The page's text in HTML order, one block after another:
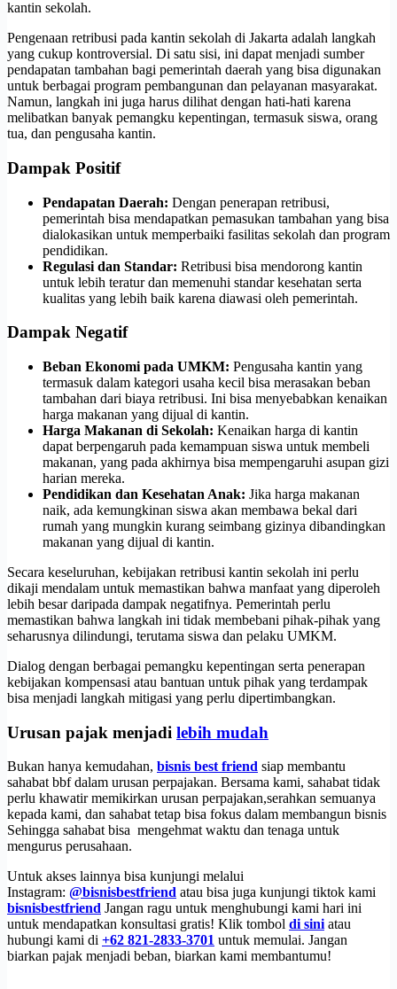
kantin sekolah.
Pengenaan retribusi pada kantin sekolah di Jakarta adalah langkah
yang cukup kontroversial. Di satu sisi, ini dapat menjadi sumber
pendapatan tambahan bagi pemerintah daerah yang bisa digunakan
untuk berbagai program pembangunan dan pelayanan masyarakat.
Namun, langkah ini juga harus dilihat dengan hati-hati karena
melibatkan banyak pemangku kepentingan, termasuk siswa, orang
tua, dan pengusaha kantin.
Dampak Positif
Pendapatan Daerah: Dengan penerapan retribusi,
pemerintah bisa mendapatkan pemasukan tambahan yang bisa
dialokasikan untuk memperbaiki fasilitas sekolah dan program
pendidikan.
Regulasi dan Standar: Retribusi bisa mendorong kantin
untuk lebih teratur dan memenuhi standar kesehatan serta
kualitas yang lebih baik karena diawasi oleh pemerintah.
Dampak Negatif
Beban Ekonomi pada UMKM: Pengusaha kantin yang
termasuk dalam kategori usaha kecil bisa merasakan beban
tambahan dari biaya retribusi. Ini bisa menyebabkan kenaikan
harga makanan yang dijual di kantin.
Harga Makanan di Sekolah: Kenaikan harga di kantin
dapat berpengaruh pada kemampuan siswa untuk membeli
makanan, yang pada akhirnya bisa mempengaruhi asupan gizi
harian mereka.
Pendidikan dan Kesehatan Anak: Jika harga makanan
naik, ada kemungkinan siswa akan membawa bekal dari
rumah yang mungkin kurang seimbang gizinya dibandingkan
makanan yang dijual di kantin.
Secara keseluruhan, kebijakan retribusi kantin sekolah ini perlu
dikaji mendalam untuk memastikan bahwa manfaat yang diperoleh
lebih besar daripada dampak negatifnya. Pemerintah perlu
memastikan bahwa langkah ini tidak membebani pihak-pihak yang
seharusnya dilindungi, terutama siswa dan pelaku UMKM.
Dialog dengan berbagai pemangku kepentingan serta penerapan
kebijakan kompensasi atau bantuan untuk pihak yang terdampak
bisa menjadi langkah mitigasi yang perlu dipertimbangkan.
Urusan pajak menjadi lebih mudah
Bukan hanya kemudahan, bisnis best friend siap membantu
sahabat bbf dalam urusan perpajakan. Bersama kami, sahabat tidak
perlu khawatir memikirkan urusan perpajakan,serahkan semuanya
kepada kami, dan sahabat tetap bisa fokus dalam membangun bisnis
Sehingga sahabat bisa mengehmat waktu dan tenaga untuk
mengurus perusahaan.
Untuk akses lainnya bisa kunjungi melalui
Instagram: @bisnisbestfriend atau bisa juga kunjungi tiktok kami
bisnisbestfriend Jangan ragu untuk menghubungi kami hari ini
untuk mendapatkan konsultasi gratis! Klik tombol di sini atau
hubungi kami di +62 821-2833-3701 untuk memulai. Jangan
biarkan pajak menjadi beban, biarkan kami membantumu!